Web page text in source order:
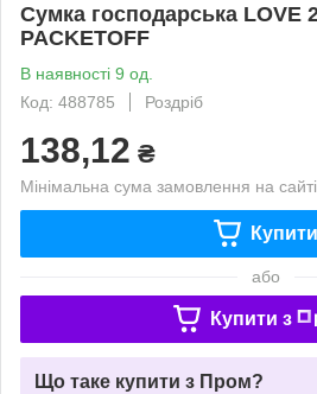
Сумка господарська LOVE
PACKETOFF
В наявності 9 од.
Код: 488785
Роздріб
138,12 ₴
Мінімальна сума замовлення на
Купити
або
Купити з
Що таке купити з Пром?